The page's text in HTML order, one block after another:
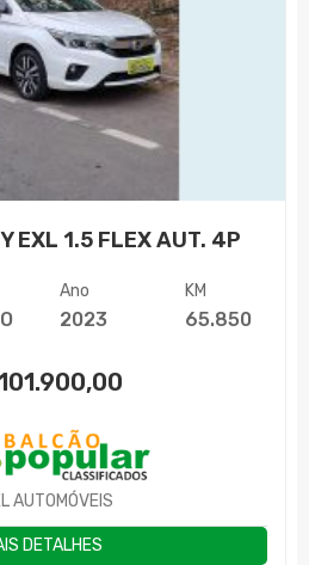
EXL 1.5 FLEX AUT. 4P
Ano
2023
KM
65.850
AUTOMÓVEIS
DETALHES